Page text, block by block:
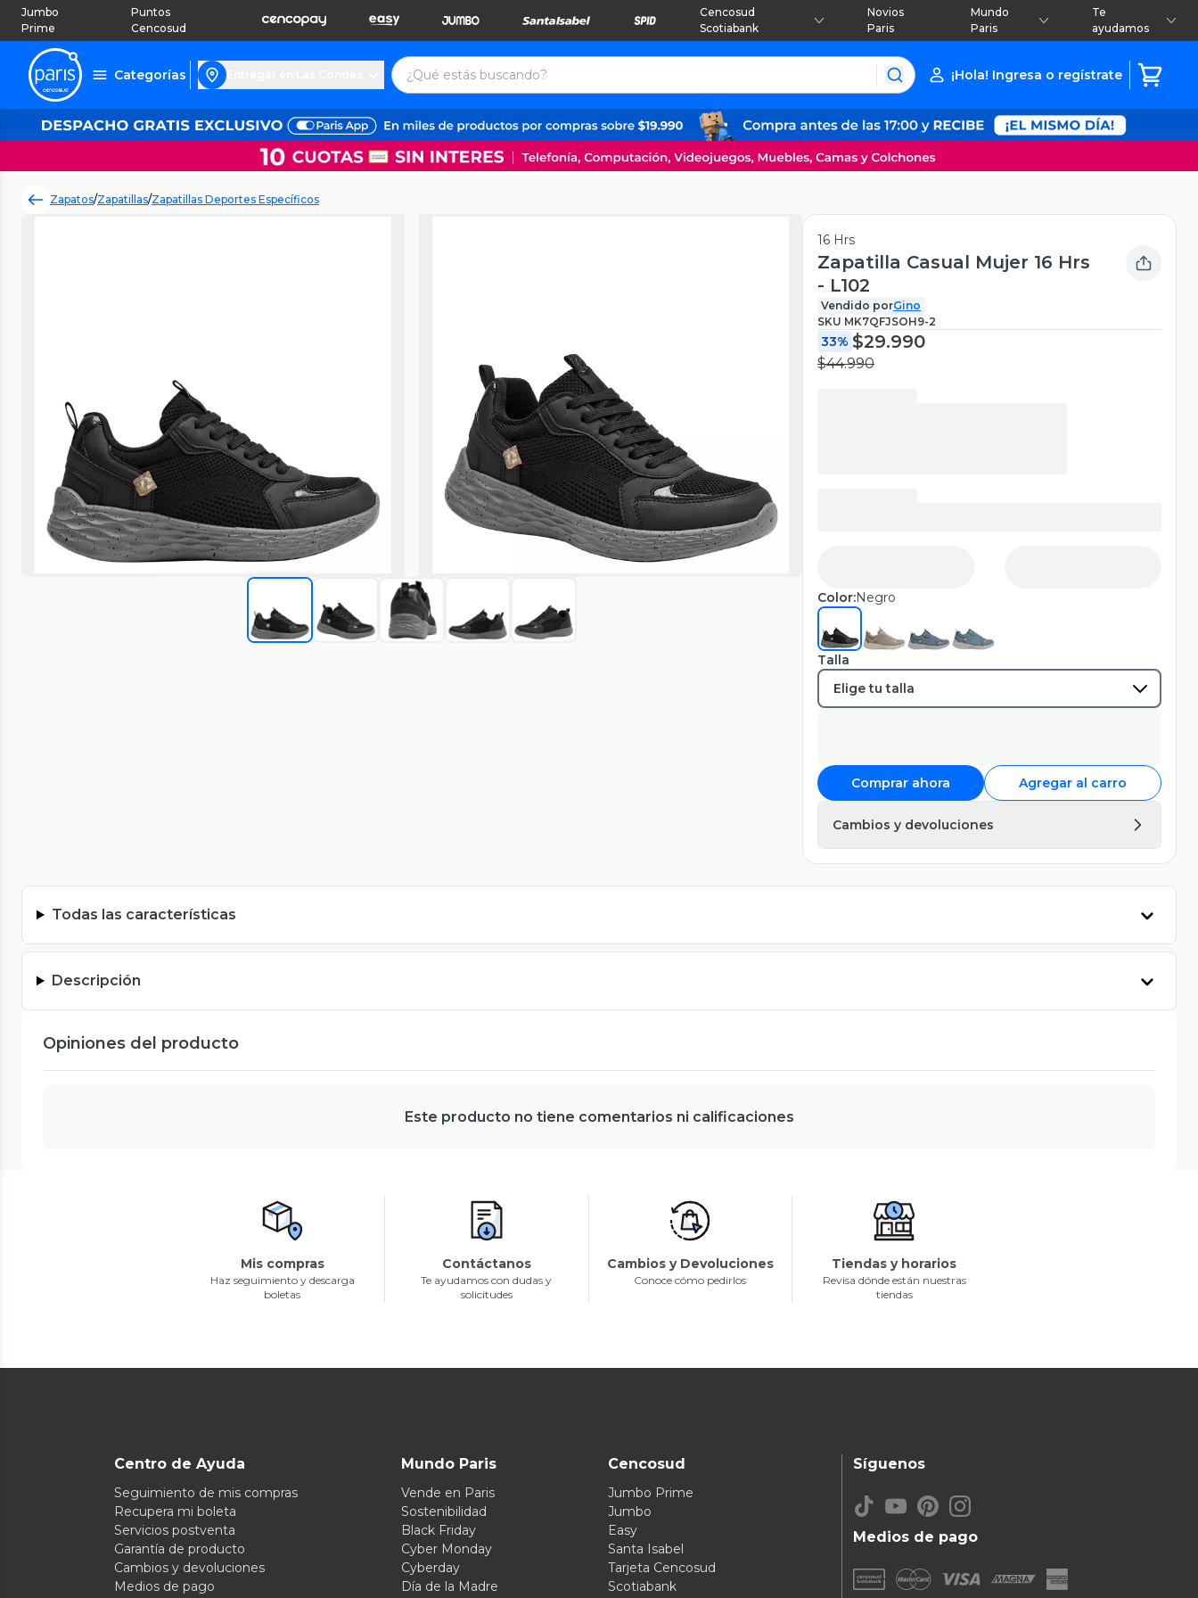
Jumbo
Prime
Puntos
Cencosud
Cencosud
Scotiabank
Novios
Paris
Mundo
Paris
Te
ayudamos
Categorías ¡Hola! Ingresa o regístrate
Zapatos/Zapatillas/Zapatillas Deportes Específicos
16 Hrs
Zapatilla Casual Mujer 16 Hrs
- L102
Vendido porGino
SKU MK7QFJSOH9-2
33% $29.990
$44.990
Color:Negro
Talla
Comprar ahora Agregar al carro
Cambios y devoluciones
Todas las características
Descripción
Opiniones del producto
Este producto no tiene comentarios ni calificaciones
Mis compras
Haz seguimiento y descarga
boletas
Contáctanos
Te ayudamos con dudas y
solicitudes
Cambios y Devoluciones
Conoce cómo pedirlos
Tiendas y horarios
Revisa dónde están nuestras
tiendas
Centro de Ayuda
Seguimiento de mis compras
Recupera mi boleta
Servicios postventa
Garantía de producto
Cambios y devoluciones
Medios de pago
Mundo Paris
Vende en Paris
Sostenibilidad
Black Friday
Cyber Monday
Cyberday
Día de la Madre
Cencosud
Jumbo Prime
Jumbo
Easy
Santa Isabel
Tarjeta Cencosud
Scotiabank
Medios de pago
Síguenos